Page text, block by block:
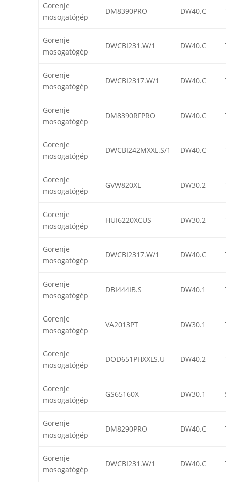
Gorenje
mosogatógép
DM8390PRO DW40.C
Gorenje
mosogatógép
DWCBI231.W/1 DW40.C
Gorenje
mosogatógép
DWCBI2317.W/1 DW40.C
Gorenje
mosogatógép
DM8390RFPRO DW40.C
Gorenje
mosogatógép
DWCBI242MXXL.S/1 DW40.C
Gorenje
mosogatógép
GVW820XL DW30.2
Gorenje
mosogatógép
HUI6220XCUS DW30.2
Gorenje
mosogatógép
DWCBI2317.W/1 DW40.C
Gorenje
mosogatógép
DBI444IB.S DW40.1
Gorenje
mosogatógép
VA2013PT DW30.1
Gorenje
mosogatógép
DOD651PHXXLS.U DW40.2
Gorenje
mosogatógép
GS65160X DW30.1
Gorenje
mosogatógép
DM8290PRO DW40.C
Gorenje
mosogatógép
DWCBI231.W/1 DW40.C